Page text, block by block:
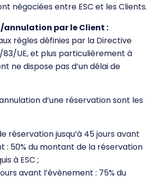
négociées entre ESC et les Clients.
par le Client :
règles définies par la Directive
83/UE, et plus particulièrement à
ne dispose pas d’un délai de
d’une réservation sont les
réservation jusqu’à 45 jours avant
: 50% du montant de la réservation
à ESC ;
avant l’évènement : 75% du